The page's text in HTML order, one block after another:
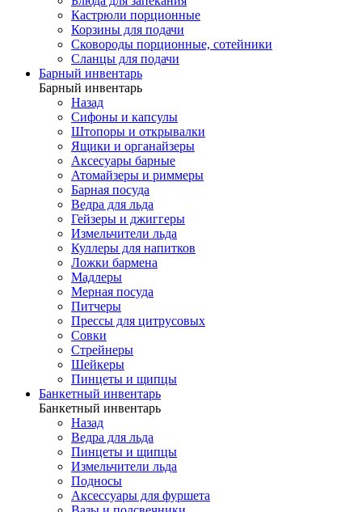
Кастрюли порционные
Корзины для подачи
Сковороды порционные, сотейники
Сланцы для подачи
Барный инвентарь
Барный инвентарь
Назад
Сифоны и капсулы
Штопоры и открывалки
Ящики и органайзеры
Аксесуары барные
Атомайзеры и риммеры
Барная посуда
Ведра для льда
Гейзеры и джиггеры
Измельчители льда
Куллеры для напитков
Ложки бармена
Мадлеры
Мерная посуда
Питчеры
Прессы для цитрусовых
Совки
Стрейнеры
Шейкеры
Пинцеты и щипцы
Банкетный инвентарь
Банкетный инвентарь
Назад
Ведра для льда
Пинцеты и щипцы
Измельчители льда
Подносы
Аксессуары для фуршета